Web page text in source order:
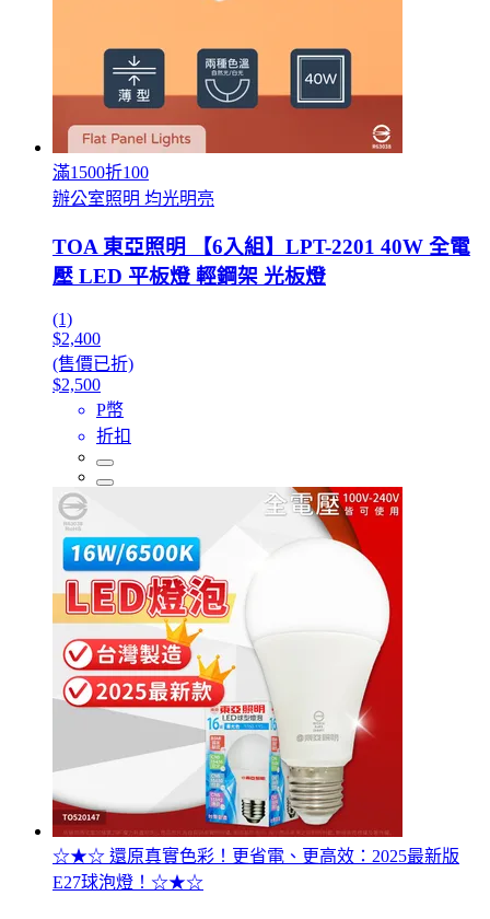
滿1500折100
辦公室照明 均光明亮
TOA 東亞照明 【6入組】LPT-2201 40W 全電
壓 LED 平板燈 輕鋼架 光板燈
(1)
$2,400
(售價已折)
$2,500
P幣
折扣
☆★☆ 還原真實色彩！更省電、更高效：2025最新版
E27球泡燈！☆★☆